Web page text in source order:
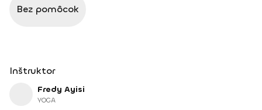
Bez pomôcok
Inštruktor
Fredy Ayisi
YOGA